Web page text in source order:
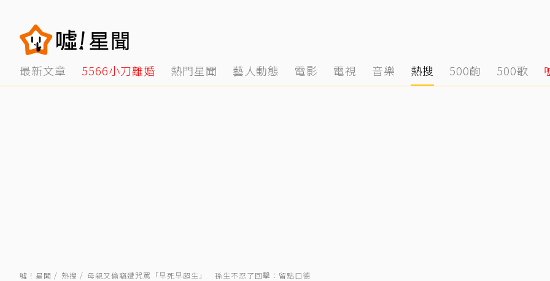
最新文章 5566小刀離婚 熱門星聞 藝人動態 電影 電視 音樂 熱搜 500齣 500歌
噓！星聞 熱搜 母親又偷竊遭咒罵「早死早超生」 孫生不忍了回擊：留點口德